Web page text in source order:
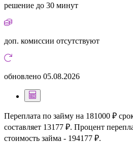
решение до 30 минут
доп. комиссии отсутствуют
обновлено 05.08.2026
Переплата по займу на 181000 ₽
составляет 13177 ₽. Процент
стоимость займа - 194177 ₽.